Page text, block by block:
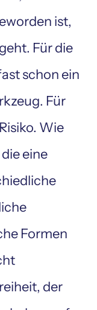
ist,
Für die
schon ein
Für
Wie
eine
Formen
der